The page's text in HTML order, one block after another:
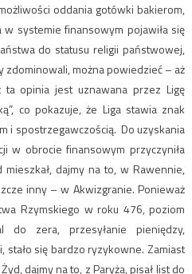
oddania gotówki bakierom,
systemie finansowym pojawiła się
do statusu religii państwowej,
można powiedzieć – aż
opinia jest uznawana przez Ligę
co pokazuje, że Liga stawia znak
i spostrzegawczością. Do uzyskania
w obrocie finansowym przyczyniła
dajmy na to, w Rawennie,
inny – w Akwizgranie. Ponieważ
Rzymskiego w roku 476, poziom
do zera, przesyłanie pieniędzy,
stało się bardzo ryzykowne. Zamiast
dajmy na to, z Paryża, pisał list do